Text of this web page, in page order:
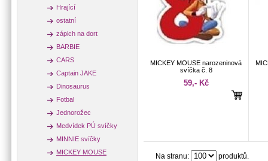
Hrající
ostatní
zápich na dort
BARBIE
CARS
Captain JAKE
Dinosaurus
Fotbal
Jednorožec
Medvídek PÚ svíčky
MINNIE svíčky
MICKEY MOUSE
MICKEY MOUSE narozeninová
svíčka č. 8
59,- Kč
Na stranu: produktů.